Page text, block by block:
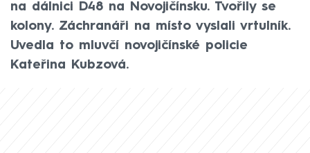
na dálnici D48 na Novojičínsku. Tvořily se
kolony. Záchranáři na místo vyslali vrtulník.
Uvedla to mluvčí novojičínské policie
Kateřina Kubzová.